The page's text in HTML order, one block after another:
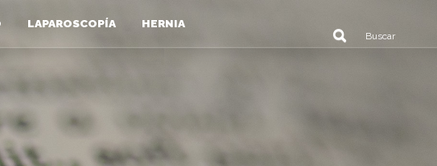
LAPAROSCOPÍA HERNIA